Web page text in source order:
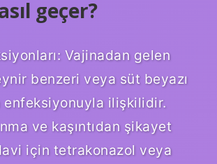
geçer?
Vajinadan gelen
benzeri veya süt beyazı
enfeksiyonuyla ilişkilidir.
ve kaşıntıdan şikayet
için tetrakonazol veya